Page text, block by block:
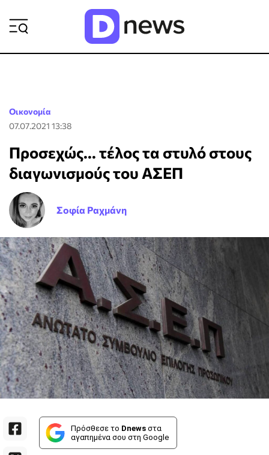
Οικονομία
07.07.2021 13:38
Προσεχώς... τέλος τα στυλό στους
διαγωνισμούς του ΑΣΕΠ
Σοφία Ραχμάνη
Πρόσθεσε το Dnews στα
αγαπημένα σου στη Google